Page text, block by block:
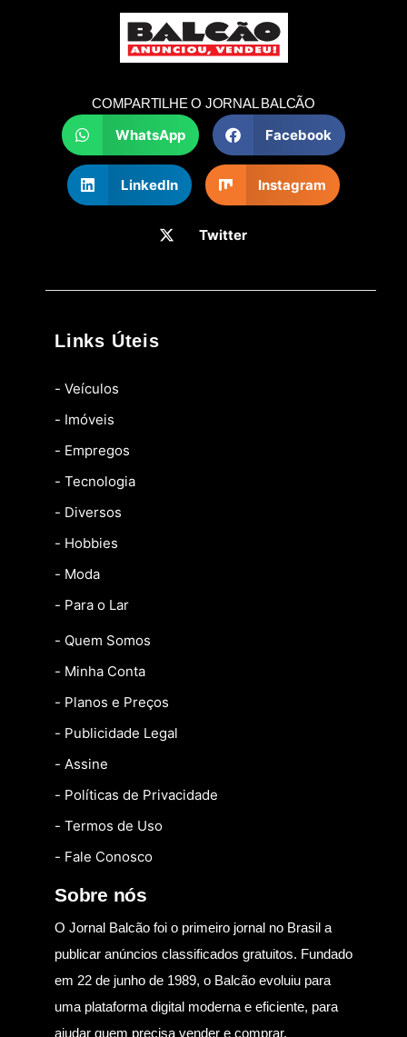
COMPARTILHE O JORNAL BALCÃO
WhatsApp Facebook
LinkedIn Instagram
Twitter
Links Úteis
- Veículos
- Imóveis
- Empregos
- Tecnologia
- Diversos
- Hobbies
- Moda
- Para o Lar
- Quem Somos
- Minha Conta
- Planos e Preços
- Publicidade Legal
- Assine
- Políticas de Privacidade
- Termos de Uso
- Fale Conosco
Sobre nós
O Jornal Balcão foi o primeiro jornal no Brasil a
publicar anúncios classificados gratuitos. Fundado
em 22 de junho de 1989, o Balcão evoluiu para
uma plataforma digital moderna e eficiente, para
ajudar quem precisa vender e comprar.